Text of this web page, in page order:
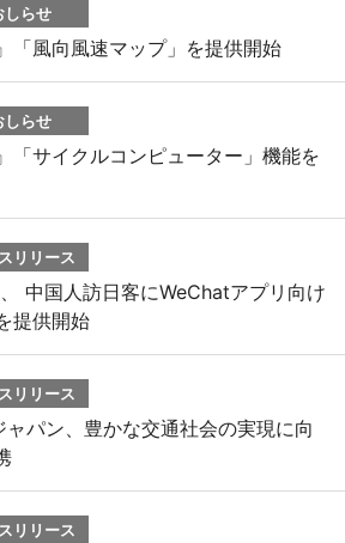
しらせ
「風向風速マップ」を提供開始
しらせ
「サイクルコンピューター」機能を
リリース
中国人訪日客にWeChatアプリ向け
提供開始
リリース
パン、豊かな交通社会の実現に向
リリース